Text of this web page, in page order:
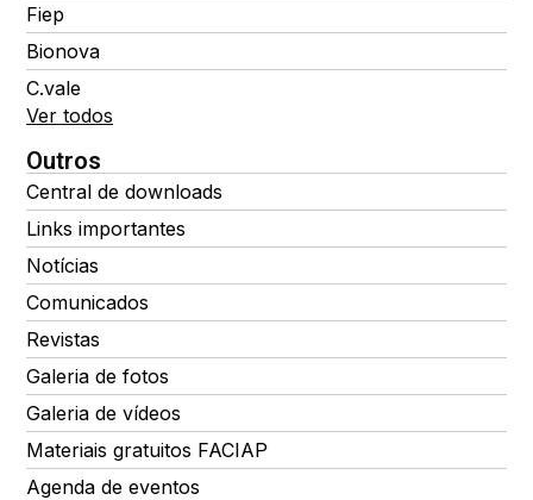
Fiep
Bionova
C.vale
Ver todos
Outros
Central de downloads
Links importantes
Notícias
Comunicados
Revistas
Galeria de fotos
Galeria de vídeos
Materiais gratuitos FACIAP
Agenda de eventos